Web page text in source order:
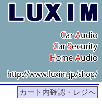
カート内確認・レジへ